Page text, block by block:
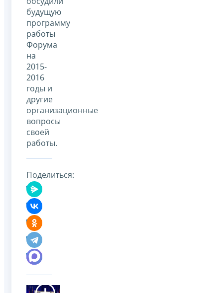
будущую
программу
работы
Форума
на
2015-
2016
годы и
другие
организационные
вопросы
своей
работы.
Поделиться: